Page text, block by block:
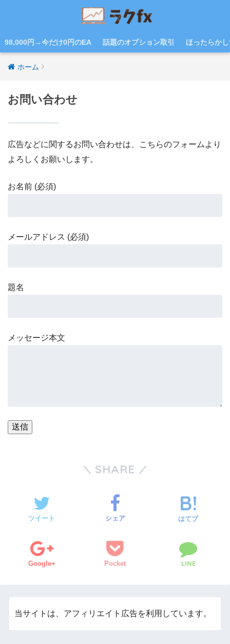
98,000円→今だけ0円のEA 話題のオプション取引 ほったらか
ホーム
お問い合わせ
広告などに関するお問い合わせは、こちらのフォームより
よろしくお願いします。
お名前 (必須)
メールアドレス (必須)
題名
メッセージ本文
SHARE
ツイート シェア はてブ
Google+ Pocket LINE
当サイトは、アフィリエイト広告を利用しています。